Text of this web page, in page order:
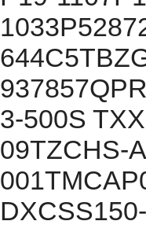
3-500S
09TZCHS-